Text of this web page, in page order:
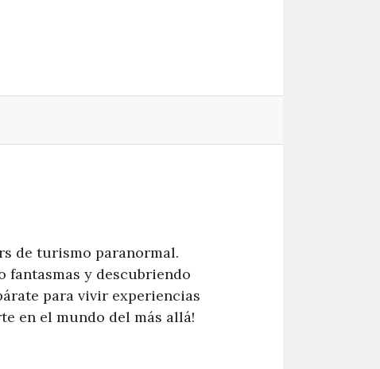
de turismo paranormal.
fantasmas y descubriendo
para vivir experiencias
en el mundo del más allá!